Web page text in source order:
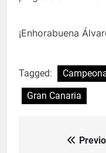
¡Enhorabuena
Tagged:
Gran Canaria
Navegación